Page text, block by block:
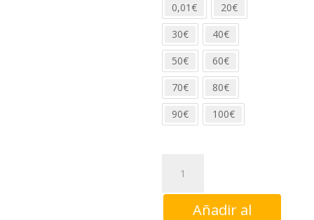
0,01€
20€
30€
40€
50€
60€
70€
80€
90€
100€
regalo
cantidad
Añadir al